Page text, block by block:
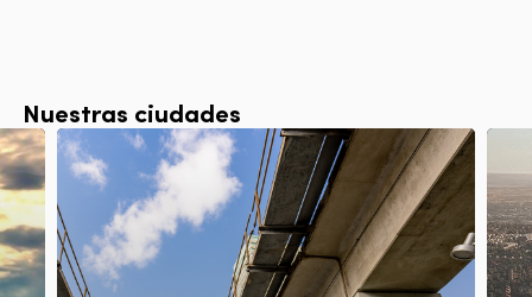
Nuestras ciudades